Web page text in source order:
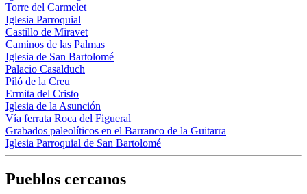
Torre del Carmelet
Iglesia Parroquial
Castillo de Miravet
Caminos de las Palmas
Iglesia de San Bartolomé
Palacio Casalduch
Piló de la Creu
Ermita del Cristo
Iglesia de la Asunción
Vía ferrata Roca del Figueral
Grabados paleolíticos en el Barranco de la Guitarra
Iglesia Parroquial de San Bartolomé
Pueblos cercanos